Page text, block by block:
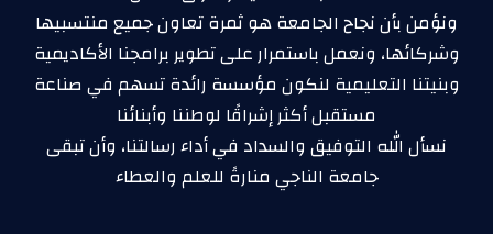
ونؤمن بأن نجاح الجامعة هو ثمرة تعاون جميع منتسبيها
وشركائها، ونعمل باستمرار على تطوير برامجنا الأكاديمية
وبنيتنا التعليمية لنكون مؤسسة رائدة تسهم في صناعة
مستقبل أكثر إشراقًا لوطننا وأبنائنا
نسأل الله التوفيق والسداد في أداء رسالتنا، وأن تبقى
جامعة الناجي منارةً للعلم والعطاء